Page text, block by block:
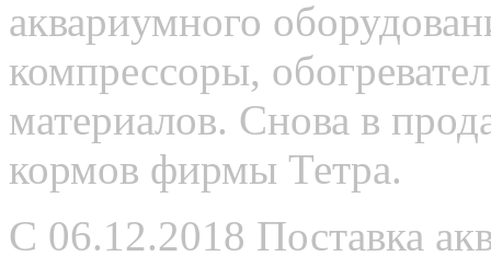
аквариумного
компрессоры,
материалов. Снова в
кормов фирмы Тетра.
С 06.12.2018 Поставка